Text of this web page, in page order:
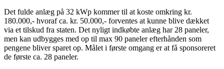
Det fulde anlæg på 32 kWp kommer til at koste omkring kr.
180.000,- hvoraf ca. kr. 50.000,- forventes at kunne blive dækket
via et tilskud fra staten. Det nyligt indkøbte anlæg har 28 paneler,
men kan udbygges med op til max 90 paneler efterhånden som
pengene bliver sparet op. Målet i første omgang er at få sponsoreret
de første ca. 28 paneler.